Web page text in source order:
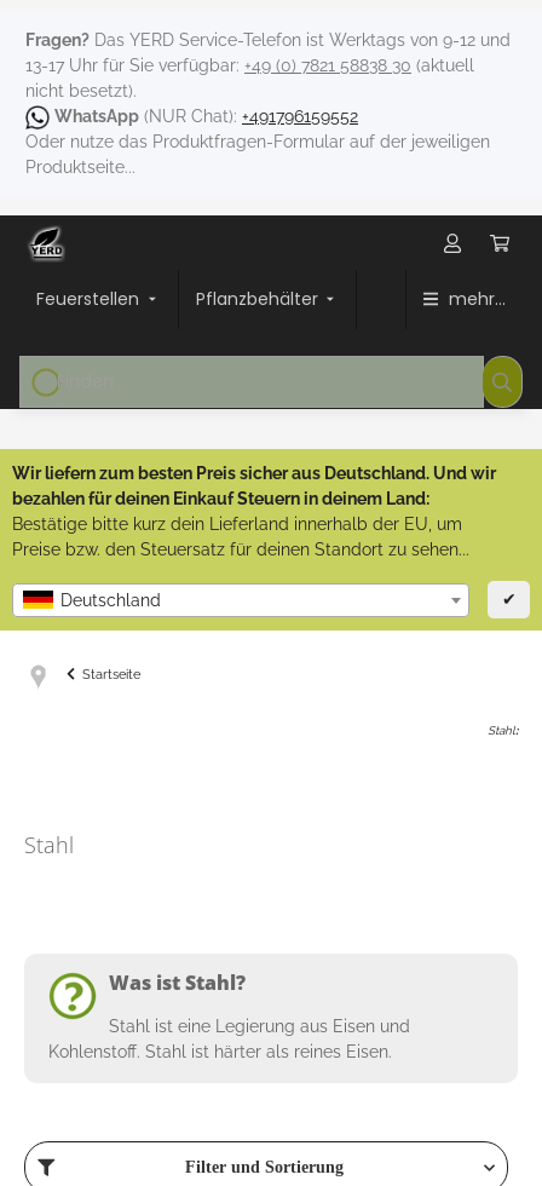
Fragen? Das YERD Service-Telefon ist Werktags von 9-12 und
13-17 Uhr für Sie verfügbar: +49 (0) 7821 58838 30 (aktuell
nicht besetzt).
WhatsApp (NUR Chat): +491796159552
Oder nutze das Produktfragen-Formular auf der jeweiligen
Produktseite...
Feuerstellen Pflanzbehälter mehr...
Wir liefern zum besten Preis sicher aus Deutschland. Und wir
bezahlen für deinen Einkauf Steuern in deinem Land:
Bestätige bitte kurz dein Lieferland innerhalb der EU, um
Preise bzw. den Steuersatz für deinen Standort zu sehen...
Deutschland ✔
Startseite
Stahl:
Stahl
Was ist Stahl?
Stahl ist eine Legierung aus Eisen und
Kohlenstoff. Stahl ist härter als reines Eisen.
Filter und Sortierung